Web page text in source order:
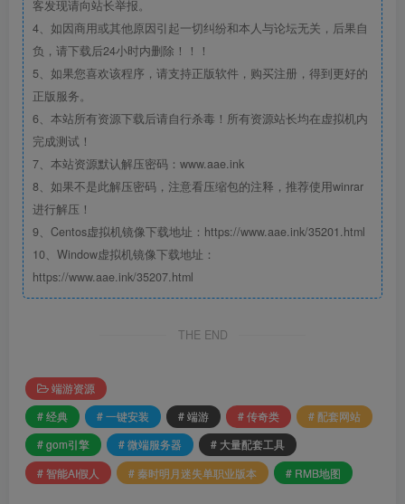
客发现请向站长举报。
4、如因商用或其他原因引起一切纠纷和本人与论坛无关，后果自
负，请下载后24小时内删除！！！
5、如果您喜欢该程序，请支持正版软件，购买注册，得到更好的
正版服务。
6、本站所有资源下载后请自行杀毒！所有资源站长均在虚拟机内
完成测试！
7、本站资源默认解压密码：www.aae.ink
8、如果不是此解压密码，注意看压缩包的注释，推荐使用winrar
进行解压！
9、Centos虚拟机镜像下载地址：https://www.aae.ink/35201.html
10、Window虚拟机镜像下载地址：
https://www.aae.ink/35207.html
THE END
端游资源
# 经典
# 一键安装 # 端游 # 传奇类
# 配套网站
# gom引擎
# 微端服务器
# 大量配套工具
# 智能AI假人
# 秦时明月迷失单职业版本 # RMB地图